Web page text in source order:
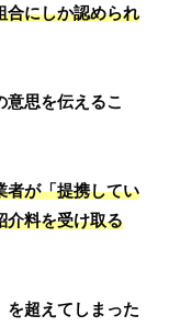
合にしか認められ
意思を伝えるこ
者が「提携してい
介料を受け取る
を超えてしまった